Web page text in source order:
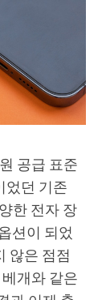
공급 표준
었던 기존
한 전자 장
션이 되었
않은 점점
개와 같은